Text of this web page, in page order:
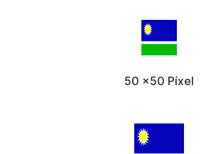
50 x50 Píxel